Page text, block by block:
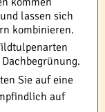
lassen sich
kombinieren.
Sie auf eine
auf